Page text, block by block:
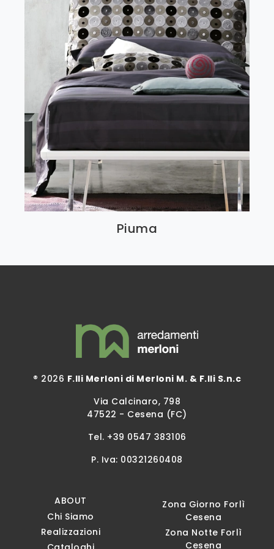
Piuma
® 2026 F.lli Merloni di Merloni M. & F.lli S.n.c
Via Calcinaro, 798
47522 - Cesena (FC)
Tel. +39 0547 383106
P. Iva: 00321260408
ABOUT
Chi Siamo
Realizzazioni
Zona Giorno Forlì
Cesena
Zona Notte Forlì
Cesena